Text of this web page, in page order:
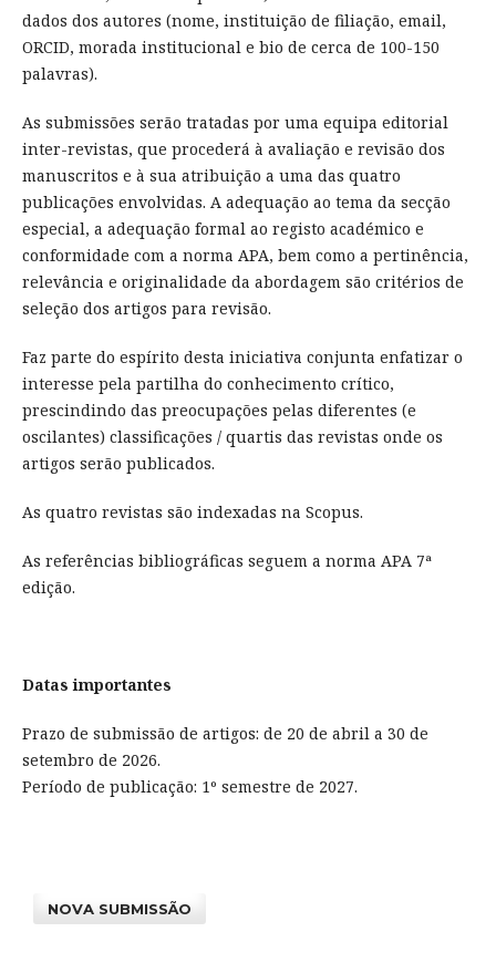
dados dos autores (nome, instituição de filiação, email,
ORCID, morada institucional e bio de cerca de 100-150
palavras).
As submissões serão tratadas por uma equipa editorial
inter-revistas, que procederá à avaliação e revisão dos
manuscritos e à sua atribuição a uma das quatro
publicações envolvidas. A adequação ao tema da secção
especial, a adequação formal ao registo académico e
conformidade com a norma APA, bem como a pertinência,
relevância e originalidade da abordagem são critérios de
seleção dos artigos para revisão.
Faz parte do espírito desta iniciativa conjunta enfatizar o
interesse pela partilha do conhecimento crítico,
prescindindo das preocupações pelas diferentes (e
oscilantes) classificações / quartis das revistas onde os
artigos serão publicados.
As quatro revistas são indexadas na Scopus.
As referências bibliográficas seguem a norma APA 7ª
edição.
Datas importantes
Prazo de submissão de artigos: de 20 de abril a 30 de
setembro de 2026.
Período de publicação: 1º semestre de 2027.
NOVA SUBMISSÃO